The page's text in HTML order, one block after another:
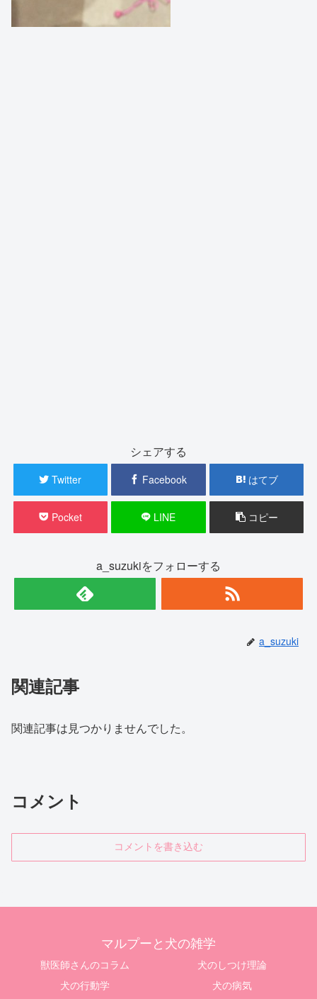
シェアする
Twitter Facebook はてブ
Pocket LINE コピー
a_suzukiをフォローする
a_suzuki
関連記事
関連記事は見つかりませんでした。
コメント
コメントを書き込む
マルプーと犬の雑学
獣医師さんのコラム
犬のしつけ理論
犬の行動学
犬の病気